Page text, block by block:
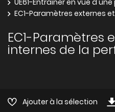
EC1-Paramètres externes
EC1-Paramètres
internes de la
Ajouter à la sélection